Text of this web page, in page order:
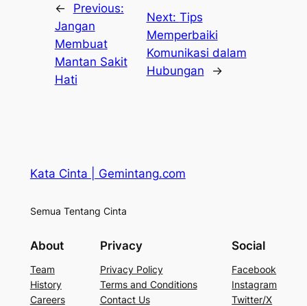
←
Previous:
Jangan
Membuat
Mantan Sakit
Hati
Next: Tips
Memperbaiki
Komunikasi dalam
Hubungan
→
Kata Cinta | Gemintang.com
Semua Tentang Cinta
About
Team
History
Careers
Privacy
Privacy Policy
Terms and Conditions
Contact Us
Social
Facebook
Instagram
Twitter/X